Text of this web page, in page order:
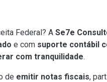
Federal? A Se7e
e com suporte contábil
com tranquilidade.
de emitir notas fiscais,